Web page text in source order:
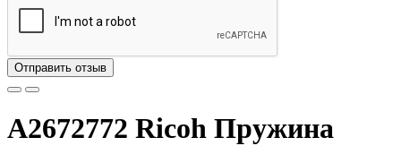
Отправить отзыв
A2672772 Ricoh Пружина